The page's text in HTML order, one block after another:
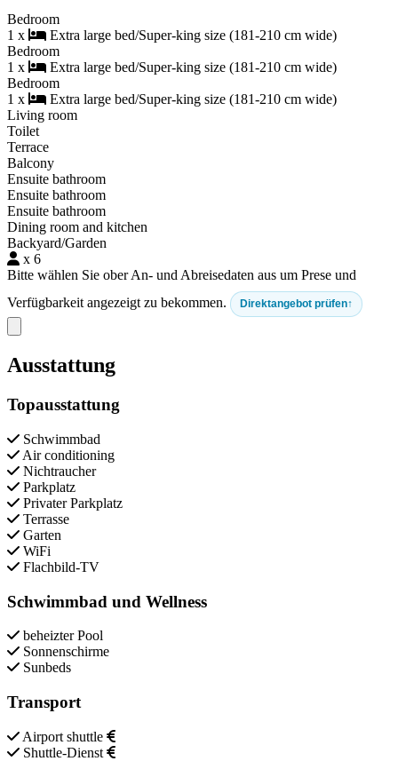
Bedroom
1 x
Extra large bed/Super-king size (181-210 cm wide)
Bedroom
1 x
Extra large bed/Super-king size (181-210 cm wide)
Bedroom
1 x
Extra large bed/Super-king size (181-210 cm wide)
Living room
Toilet
Terrace
Balcony
Ensuite bathroom
Ensuite bathroom
Ensuite bathroom
Dining room and kitchen
Backyard/Garden
x 6
Bitte wählen Sie ober An- und Abreisedaten aus um Prese und
Verfügbarkeit angezeigt zu bekommen.
Direktangebot prüfen
Close modal
Ausstattung
Topausstattung
Schwimmbad
Air conditioning
Nichtraucher
Parkplatz
Privater Parkplatz
Terrasse
Garten
WiFi
Flachbild-TV
Schwimmbad und Wellness
beheizter Pool
Sonnenschirme
Sunbeds
Transport
Airport shuttle
Shuttle-Dienst